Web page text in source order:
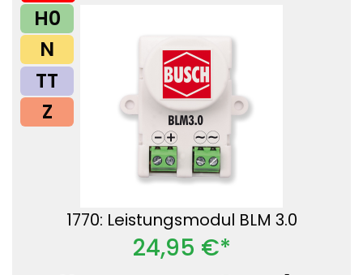
H0
N
TT
Z
1770: Leistungsmodul BLM 3.0
24,95 €*